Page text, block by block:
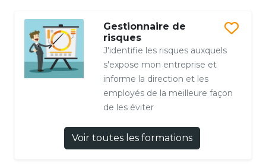
Gestionnaire de
risques
J'identifie les risques auxquels
s'expose mon entreprise et
informe la direction et les
employés de la meilleure façon
de les éviter
Voir toutes les formations